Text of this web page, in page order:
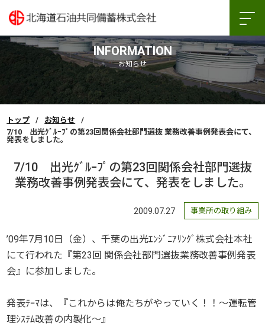
INFORMATION
お知らせ
トップ
お知らせ
7/10 出光ｸﾞﾙｰﾌﾟの第23回関係会社部門選抜 業務改善事例発表会にて、
発表をしました。
7/10 出光ｸﾞﾙｰﾌﾟの第23回関係会社部門選抜
業務改善事例発表会にて、発表をしました。
2009.07.27 事業所の取り組み
’09年7月10日（金）、千葉の出光ｴﾝｼﾞﾆｱﾘﾝｸﾞ株式会社本社
にて行われた『第23回 関係会社部門選抜業務改善事例発表
会』に参加しました。
発表ﾃｰﾏは、『これからは俺たちがやっていく！！～運転管
理ｼｽﾃﾑ改善の内製化～』